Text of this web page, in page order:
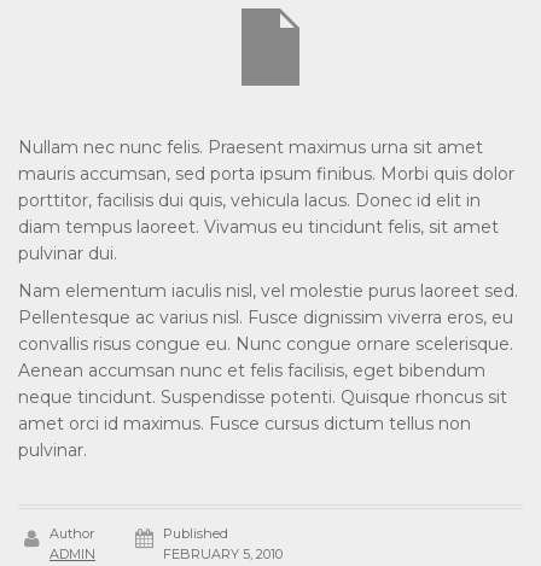
Nullam nec nunc felis. Praesent maximus urna sit amet
mauris accumsan, sed porta ipsum finibus. Morbi quis dolor
porttitor, facilisis dui quis, vehicula lacus. Donec id elit in
diam tempus laoreet. Vivamus eu tincidunt felis, sit amet
pulvinar dui.
Nam elementum iaculis nisl, vel molestie purus laoreet sed.
Pellentesque ac varius nisl. Fusce dignissim viverra eros, eu
convallis risus congue eu. Nunc congue ornare scelerisque.
Aenean accumsan nunc et felis facilisis, eget bibendum
neque tincidunt. Suspendisse potenti. Quisque rhoncus sit
amet orci id maximus. Fusce cursus dictum tellus non
pulvinar.
Author
ADMIN
Published
FEBRUARY 5, 2010